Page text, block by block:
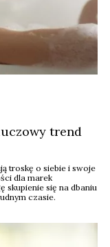
trend
troskę o siebie i swoje
dla marek
skupienie się na dbaniu
czasie.